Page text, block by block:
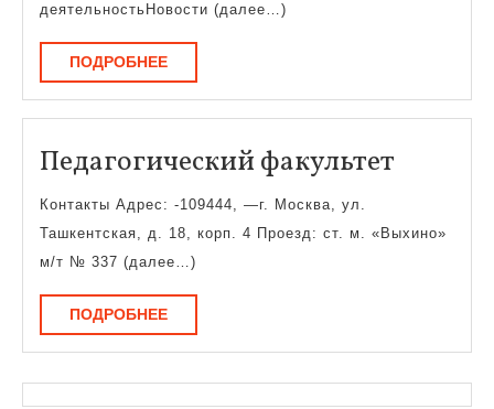
деятельностьНовости (далее…)
ПОДРОБНЕЕПОДРОБНЕЕ
Педагогический факультет
Контакты Адрес: -109444, —г. Москва, ул.
Ташкентская, д. 18, корп. 4 Проезд: ст. м. «Выхино»
м/т № 337 (далее…)
ПОДРОБНЕЕПОДРОБНЕЕ